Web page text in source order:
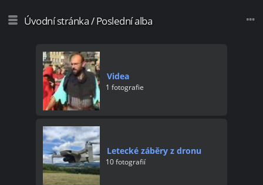
Úvodní stránka/Poslední alba
Videa
1 fotografie
Letecké záběry z dronu
10 fotografií